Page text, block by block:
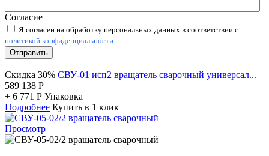
Согласие
Я согласен на обработку персональных данных в соответствии с
политикой конфиденциальности
Отправить
Скидка 30% СВУ-01 исп2 вращатель сварочный универсал...
589 138 Р
+ 6 771 Р Упаковка
Подробнее Купить в 1 клик
Просмотр